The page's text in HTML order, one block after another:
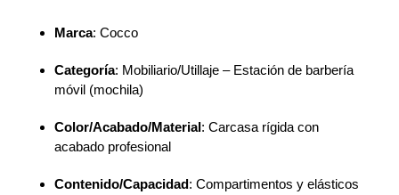
Marca: Cocco
Categoría: Mobiliario/Utillaje – Estación de barbería
móvil (mochila)
Color/Acabado/Material: Carcasa rígida con
acabado profesional
Contenido/Capacidad: Compartimentos y elásticos